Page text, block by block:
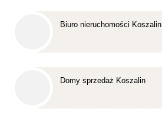
Biuro nieruchomości Koszalin
Domy sprzedaż Koszalin